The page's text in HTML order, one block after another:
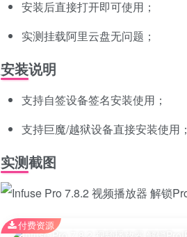
安装后直接打开即可使用；
实测挂载阿里云盘无问题；
安装说明
支持自签设备签名安装使用；
支持巨魔/越狱设备直接安装使用；
实测截图
付费资源